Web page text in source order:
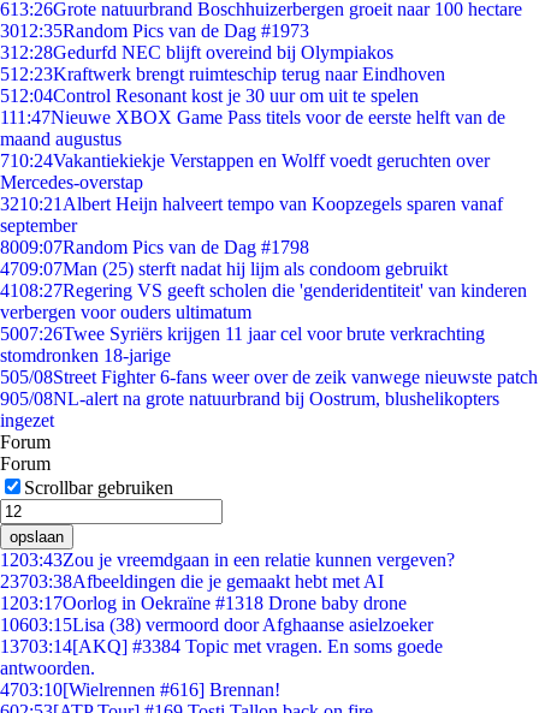
613:26Grote natuurbrand Boschhuizerbergen groeit naar 100 hectare
3012:35Random Pics van de Dag #1973
312:28Gedurfd NEC blijft overeind bij Olympiakos
512:23Kraftwerk brengt ruimteschip terug naar Eindhoven
512:04Control Resonant kost je 30 uur om uit te spelen
111:47Nieuwe XBOX Game Pass titels voor de eerste helft van de
maand augustus
710:24Vakantiekiekje Verstappen en Wolff voedt geruchten over
Mercedes-overstap
3210:21 Albert Heijn halveert tempo van Koopzegels sparen vanaf
september
8009:07Random Pics van de Dag #1798
4709:07Man (25) sterft nadat hij lijm als condoom gebruikt
4108:27Regering VS geeft scholen die 'genderidentiteit' van kinderen
verbergen voor ouders ultimatum
5007:26Twee Syriërs krijgen 11 jaar cel voor brute verkrachting
stomdronken 18-jarige
505/08Street Fighter 6-fans weer over de zeik vanwege nieuwste patch
905/08NL-alert na grote natuurbrand bij Oostrum, blushelikopters
ingezet
Forum
Forum
Scrollbar gebruiken
opslaan
1203:43Zou je vreemdgaan in een relatie kunnen vergeven?
23703:38Afbeeldingen die je gemaakt hebt met AI
1203:17Oorlog in Oekraïne #1318 Drone baby drone
10603:15Lisa (38) vermoord door Afghaanse asielzoeker
13703:14[AKQ] #3384 Topic met vragen. En soms goede
antwoorden.
4703:10[Wielrennen #616] Brennan!